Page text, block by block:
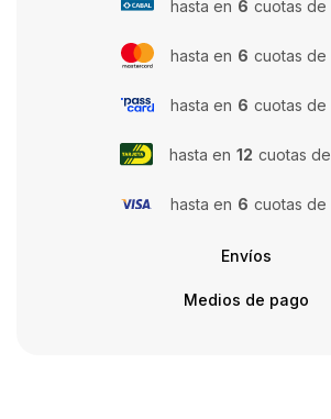
hasta en 6 cuotas de
hasta en 6 cuotas de
hasta en 6 cuotas de
hasta en 12 cuotas de
hasta en 6 cuotas de
Envíos
Medios de pago